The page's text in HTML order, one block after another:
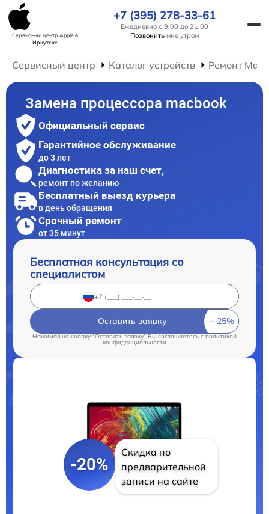
Сервисный центр Appleв
Иркутске
+7 (395) 278-33-61
Ежедневно с 9:00 до 21:00
Позвонить мне утром
Сервисный центр Каталог устройств Ремонт
Замена процессора macbook
Официальный сервис
Гарантийное обслуживание
до 3 лет
Диагностика за наш счет,
ремонт по желанию
Бесплатный выезд курьера
в день обращения
Срочный ремонт
от 35 минут
Бесплатная консультация со
специалистом
Оставить заявку
Нажимая на кнопку "Оставить заявку" Вы соглашаетесь cполитикой
конфиденциальности
-20%
Скидка по
предварительной
записи на сайте